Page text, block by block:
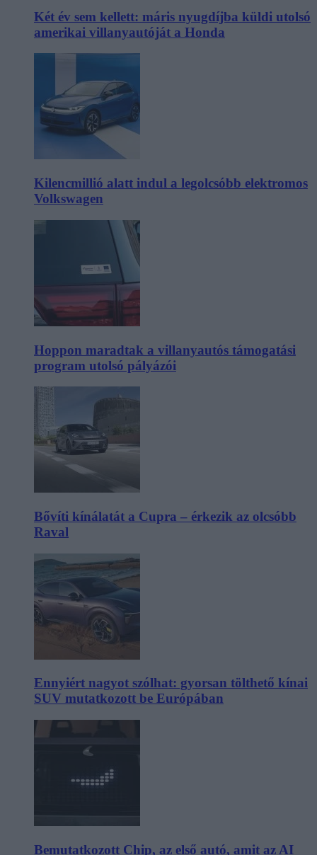
Két év sem kellett: máris nyugdíjba küldi utolsó
amerikai villanyautóját a Honda
Kilencmillió alatt indul a legolcsóbb elektromos
Volkswagen
Hoppon maradtak a villanyautós támogatási
program utolsó pályázói
Bővíti kínálatát a Cupra – érkezik az olcsóbb
Raval
Ennyiért nagyot szólhat: gyorsan tölthető kínai
SUV mutatkozott be Európában
Bemutatkozott Chip, az első autó, amit az AI